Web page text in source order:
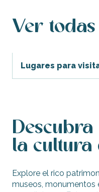
Patrimonio
Familia
Alquileres
Bienestar
Itinerarios
Ver todas
Lugares para
la cultura
Explore el rico
museos, monumentos